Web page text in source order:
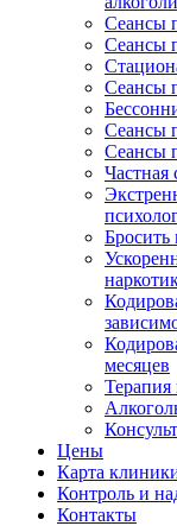
Сеансы
Сеансы
Сеансы
Сеансы
Сеансы
Частная
Бросить
месяцев
Цены
Карта
Контроль и
Контакты